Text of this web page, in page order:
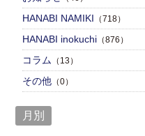
HANABI NAMIKI （718）
HANABI inokuchi （876）
コラム （13）
その他 （0）
月別